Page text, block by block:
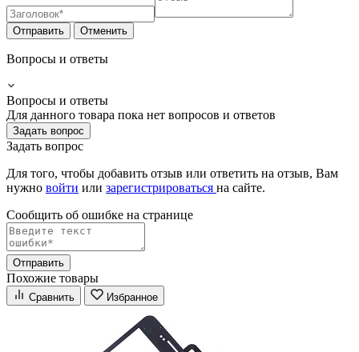
Отправить Отменить
Вопросы и ответы
Вопросы и ответы
Для данного товара пока нет вопросов и ответов
Задать вопрос
Задать вопрос
Для того, чтобы добавить отзыв или ответить на отзыв, Вам
нужно войти или зарегистрироваться на сайте.
Сообщить об ошибке на страницe
Отправить
Похожие товары
Сравнить Избранное